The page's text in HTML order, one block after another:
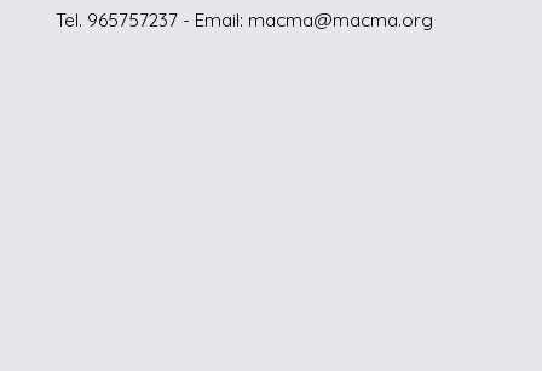
Tel. 965757237 - Email: macma@macma.org